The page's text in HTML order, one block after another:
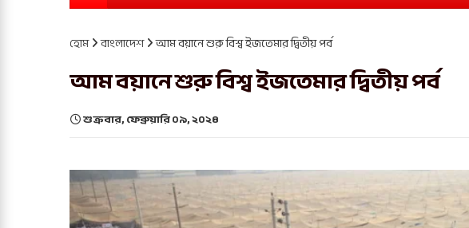
হোম বাংলাদেশ আম বয়ানে শুরু বিশ্ব ইজতেমার দ্বিতীয় পর্ব
আম বয়ানে শুরু বিশ্ব ইজতেমার দ্বিতীয় পর্ব
শুক্রবার, ফেব্রুয়ারি ০৯, ২০২৪